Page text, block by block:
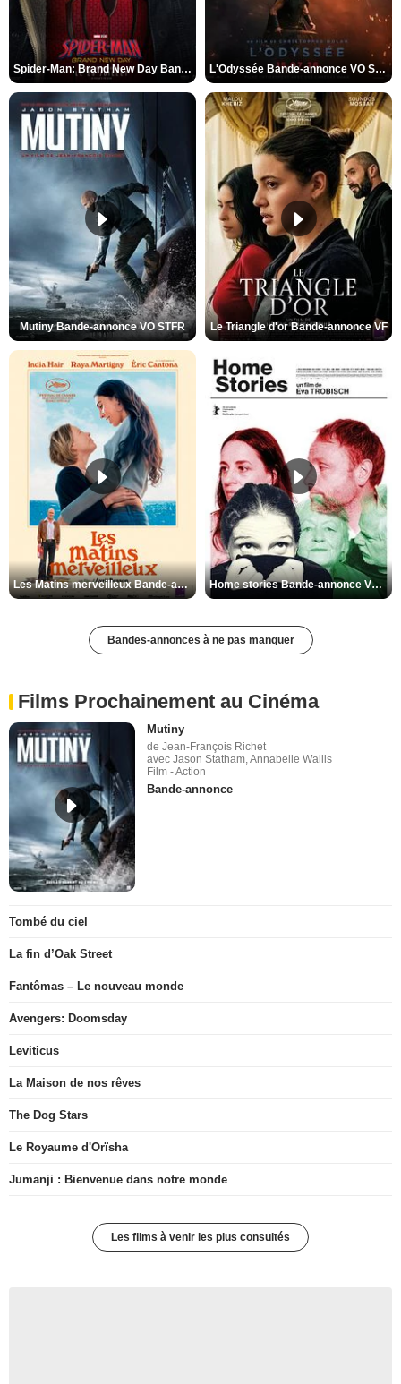
Spider-Man: Brand New Day Bande-annonce VO STFR L'Odyssée Bande-annonce VO STFR
Mutiny Bande-annonce VO STFR Le Triangle d'or Bande-annonce VF
Les Matins merveilleux Bande-annonce VF Home stories Bande-annonce VO STFR
Bandes-annonces à ne pas manquer
Films Prochainement au Cinéma
Mutiny
de Jean-François Richet
avec Jason Statham, Annabelle Wallis
Film - Action
Bande-annonce
Tombé du ciel
La fin d’Oak Street
Fantômas – Le nouveau monde
Avengers: Doomsday
Leviticus
La Maison de nos rêves
The Dog Stars
Le Royaume d'Orïsha
Jumanji : Bienvenue dans notre monde
Les films à venir les plus consultés